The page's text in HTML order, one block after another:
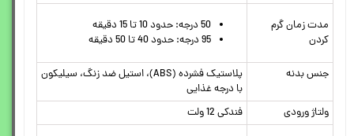
مدت زمان گرم
کردن
50 درجه: حدود 10 تا 15 دقیقه
95 درجه: حدود 40 تا 50 دقیقه
جنس بدنه
پلاستیک فشرده (ABS)، استیل ضد زنگ، سیلیکون
با درجه غذایی
ولتاژ ورودی
فندکی 12 ولت